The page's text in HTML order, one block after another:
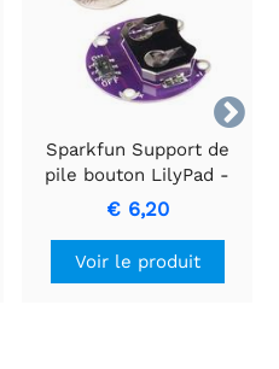

Sparkfun Support de
pile bouton LilyPad -
commuté - 20 mm
€ 6,20
Voir le produit